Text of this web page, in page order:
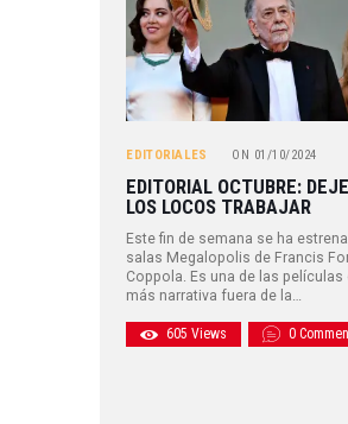
EDITORIALES ON 01/10/2024
EDITORIAL OCTUBRE:
LOS LOCOS TRABAJAR
Este fin de semana se ha
salas Megalopolis de Francis
Coppola. Es una de las películas
más narrativa fuera de la…
605 Views 0